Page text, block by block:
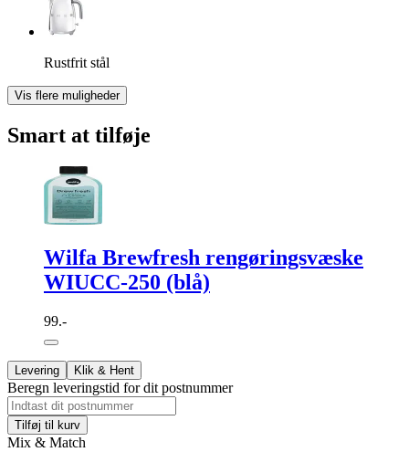
Rustfrit stål
Vis flere muligheder
Smart at tilføje
Wilfa Brewfresh rengøringsvæske
WIUCC-250 (blå)
99.-
Levering Klik & Hent
Beregn leveringstid for dit postnummer
Tilføj til kurv
Mix & Match